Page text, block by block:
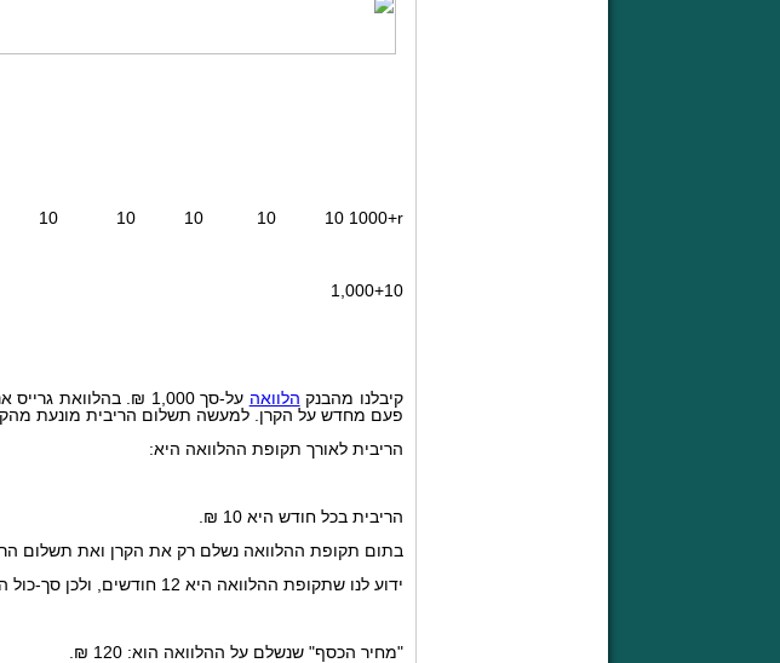
1000+r
10 10 10 10 10 10 10 10 10 10 10
1,000+10
קיבלנו מהבנק הלוואה
על-סך 1,000 ₪.
פעם מחדש על הקרן. למעשה תשלום הריבית מונעת
הריבית לאורך תקופת ההלוואה היא:
הריבית בכל חודש היא 10 ₪.
בתום תקופת ההלוואה נשלם רק את הקרן ואת תשלום
ידוע לנו שתקופת ההלוואה היא 12 חודשים, ולכן סך-כול הריבית שנשלם בתקופת ההלוואה היא:
"מחיר הכסף" שנשלם על ההלוואה הוא: 120 ₪.